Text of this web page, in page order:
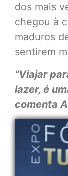
dos mais
chegou à
maduros
sentirem
“Viajar
lazer, é
comenta